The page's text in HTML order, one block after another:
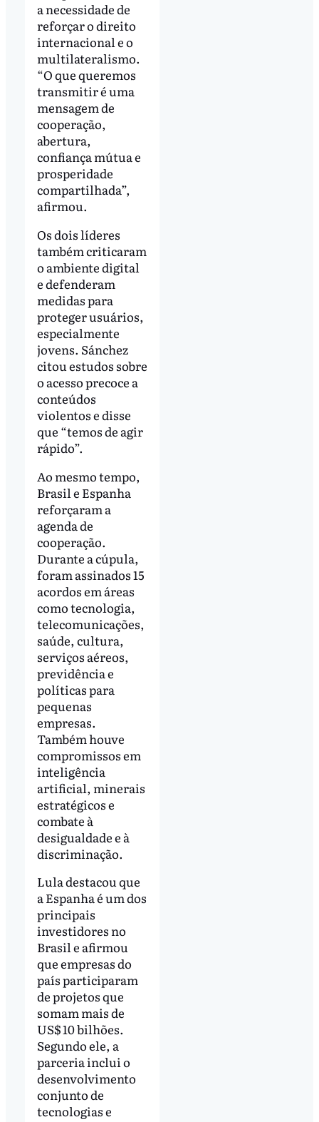
a necessidade de
reforçar o direito
internacional e o
multilateralismo.
“O que queremos
transmitir é uma
mensagem de
cooperação,
abertura,
confiança mútua e
prosperidade
compartilhada”,
afirmou.
Os dois líderes
também criticaram
o ambiente digital
e defenderam
medidas para
proteger usuários,
especialmente
jovens. Sánchez
citou estudos sobre
o acesso precoce a
conteúdos
violentos e disse
que “temos de agir
rápido”.
Ao mesmo tempo,
Brasil e Espanha
reforçaram a
agenda de
cooperação.
Durante a cúpula,
foram assinados 15
acordos em áreas
como tecnologia,
telecomunicações,
saúde, cultura,
serviços aéreos,
previdência e
políticas para
pequenas
empresas.
Também houve
compromissos em
inteligência
artificial, minerais
estratégicos e
combate à
desigualdade e à
discriminação.
Lula destacou que
a Espanha é um dos
principais
investidores no
Brasil e afirmou
que empresas do
país participaram
de projetos que
somam mais de
US$ 10 bilhões.
Segundo ele, a
parceria inclui o
desenvolvimento
conjunto de
tecnologias e